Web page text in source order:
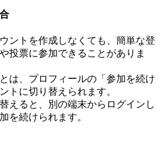
ントを作成しなくても、簡単な登
投票に参加できることがありま
は、プロフィールの「参加を続け
トに切り替えられます。
えると、別の端末からログインし
を続けられます。